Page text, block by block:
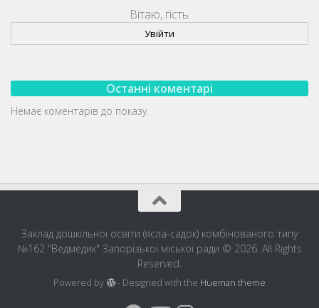
Вітаю, гість
Увійти
Останні коментарі
Немає коментарів до показу.
Заклад дошкільної освіти (ясла-садок) комбінованого типу
№162 "Ведмедик" Запорізької міської ради © 2026. All Rights
Reserved.
Powered by - Designed with the Hueman theme